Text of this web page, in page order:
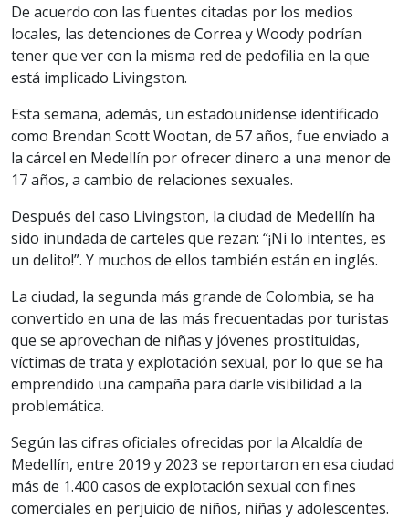
De acuerdo con las fuentes citadas por los medios
locales, las detenciones de Correa y Woody podrían
tener que ver con la misma red de pedofilia en la que
está implicado Livingston.
Esta semana, además, un estadounidense identificado
como Brendan Scott Wootan, de 57 años, fue enviado a
la cárcel en Medellín por ofrecer dinero a una menor de
17 años, a cambio de relaciones sexuales.
Después del caso Livingston, la ciudad de Medellín ha
sido inundada de carteles que rezan: “¡Ni lo intentes, es
un delito!”. Y muchos de ellos también están en inglés.
La ciudad, la segunda más grande de Colombia, se ha
convertido en una de las más frecuentadas por turistas
que se aprovechan de niñas y jóvenes prostituidas,
víctimas de trata y explotación sexual, por lo que se ha
emprendido una campaña para darle visibilidad a la
problemática.
Según las cifras oficiales ofrecidas por la Alcaldía de
Medellín, entre 2019 y 2023 se reportaron en esa ciudad
más de 1.400 casos de explotación sexual con fines
comerciales en perjuicio de niños, niñas y adolescentes.